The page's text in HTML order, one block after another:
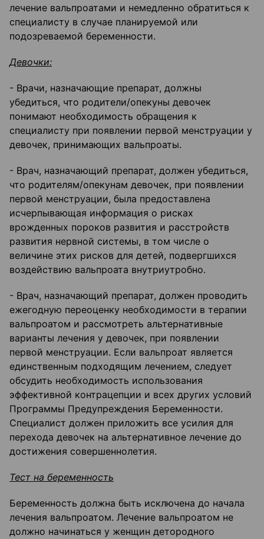
лечение вальпроатами и немедленно обратиться к
специалисту в случае планируемой или
подозреваемой беременности.
Девочки:
- Врачи, назначающие препарат, должны
убедиться, что родители/опекуны девочек
понимают необходимость обращения к
специалисту при появлении первой менструации у
девочек, принимающих вальпроаты.
- Врач, назначающий препарат, должен убедиться,
что родителям/опекунам девочек, при появлении
первой менструации, была предоставлена
исчерпывающая информация о рисках
врожденных пороков развития и расстройств
развития нервной системы, в том числе о
величине этих рисков для детей, подвергшихся
воздействию вальпроата внутриутробно.
- Врач, назначающий препарат, должен проводить
ежегодную переоценку необходимости в терапии
вальпроатом и рассмотреть альтернативные
варианты лечения у девочек, при появлении
первой менструации. Если вальпроат является
единственным подходящим лечением, следует
обсудить необходимость использования
эффективной контрацепции и всех других условий
Программы Предупреждения Беременности.
Специалист должен приложить все усилия для
перехода девочек на альтернативное лечение до
достижения совершеннолетия.
Тест на беременность
Беременность должна быть исключена до начала
лечения вальпроатом. Лечение вальпроатом не
должно начинаться у женщин детородного